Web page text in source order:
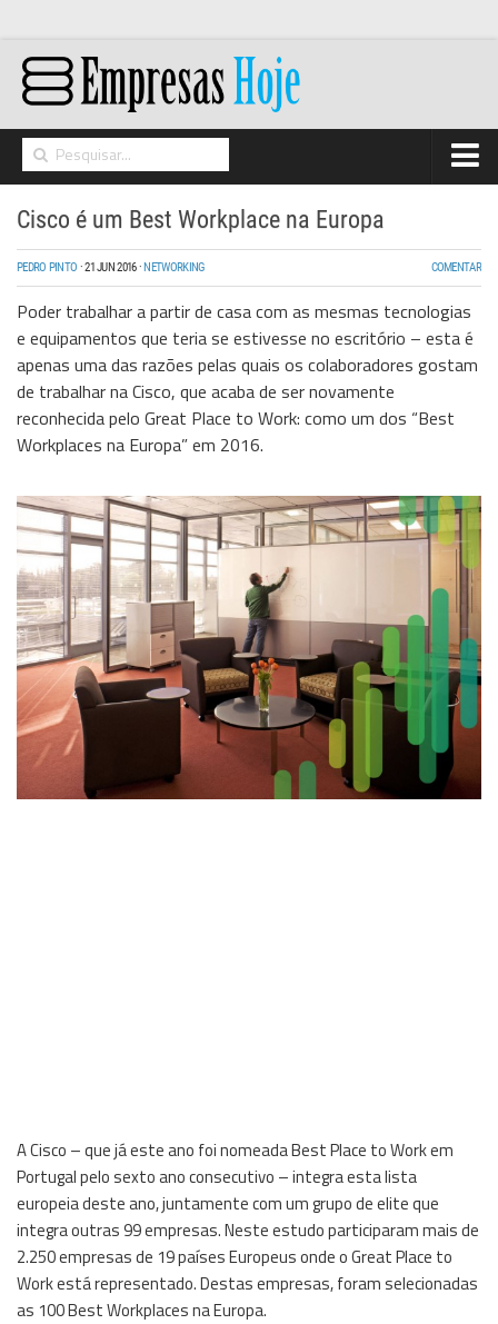
Home
Networking
Segurança
High Tech
Hosting/Cloud
I&D
Opinião
Storage
Wireless
Informação
Cisco é um Best Workplace na Europa
PEDRO PINTO ·21 JUN 2016·NETWORKING COMENTAR
Poder trabalhar a partir de casa com as mesmas tecnologias
e equipamentos que teria se estivesse no escritório – esta é
apenas uma das razões pelas quais os colaboradores gostam
de trabalhar na Cisco, que acaba de ser novamente
reconhecida pelo Great Place to Work: como um dos “Best
Workplaces na Europa” em 2016.
A Cisco – que já este ano foi nomeada Best Place to Work em
Portugal pelo sexto ano consecutivo – integra esta lista
europeia deste ano, juntamente com um grupo de elite que
integra outras 99 empresas. Neste estudo participaram mais de
2.250 empresas de 19 países Europeus onde o Great Place to
Work está representado. Destas empresas, foram selecionadas
as 100 Best Workplaces na Europa.